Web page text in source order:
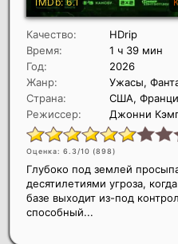
Качество:
HDrip
Время:
1 ч 39 мин
Год:
2026
Жанр:
Ужасы,
Страна:
США,
Режиссер:
Джонни
Оценка: 6.3/10 (898)
Глубоко под землей
десятилетиями угроза,
базе выходит из-под
способный...